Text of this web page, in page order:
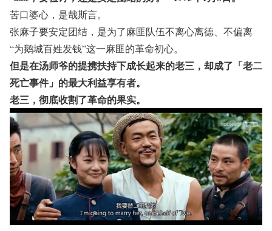
苦口婆心，是哉斯言。
张麻子要安定团结，是为了麻匪队伍不离心离德、不偏离
“为鹅城百姓发钱”这一麻匪的革命初心。
但是在汤师爷的提携扶持下成长起来的老三，却成了「老二
死亡事件」的最大利益享有者。
老三，彻底收割了革命的果实。